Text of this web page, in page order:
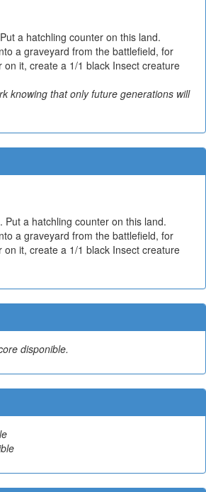
a hatchling counter on this land.
a graveyard from the battlefield, for
on it, create a 1/1 black Insect creature
knowing that only future generations will
Put a hatchling counter on this land.
a graveyard from the battlefield, for
on it, create a 1/1 black Insect creature
disponible.